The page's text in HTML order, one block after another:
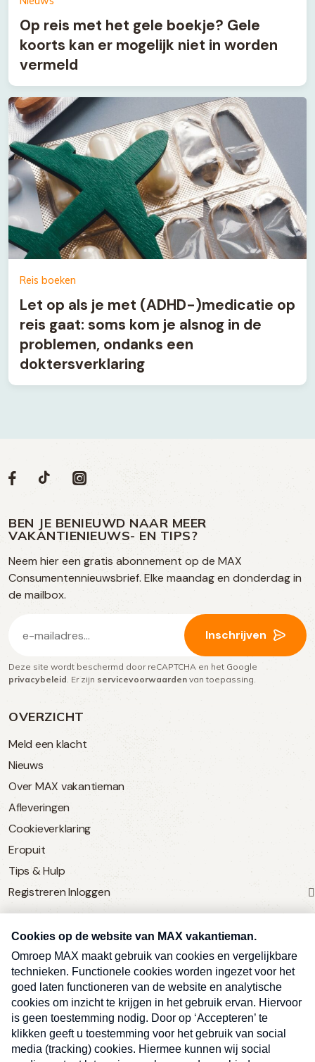
Op reis met het gele boekje? Gele
koorts kan er mogelijk niet in worden
vermeld
Reis boeken
Let op als je met (ADHD-)medicatie op
reis gaat: soms kom je alsnog in de
problemen, ondanks een
doktersverklaring
OVERZICHT
Meld een klacht
Nieuws
Over MAX vakantieman
Afleveringen
Cookieverklaring
Eropuit
Tips & Hulp
Registreren Inloggen
SERVICE
Over Omroep MAX
MAX Vandaag
MAX Meldpunt
Pers
Contact
Volg
op
social
media
Social
Volg
op
Facebook
Volg
op
TikTok
Volg
op
Instagram
BEN JE BENIEUWD NAAR MEER
VAKANTIENIEUWS- EN TIPS?
Neem hier een gratis abonnement op de MAX
Consumentennieuwsbrief. Elke maandag en donderdag in
de mailbox.
mailadres
(Vereist)
Inschrijven
Deze site wordt beschermd door reCAPTCHA en het Google
privacybeleid . Er zijn servicevoorwaarden van toepassing.